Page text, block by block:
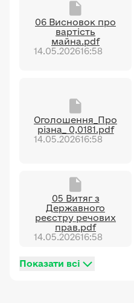
06 Висновок про
вартість
майна.pdf
14.05.202616:58
Оголошення_Про
різна_ 0,0181.pdf
14.05.202616:58
05 Витяг з
Державного
реєстру речових
прав.pdf
14.05.202616:58
Показати всі